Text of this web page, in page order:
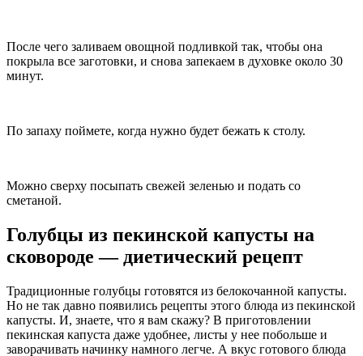
После чего заливаем овощной подливкой так, чтобы она
покрыла все заготовки, и снова запекаем в духовке около 30
минут.
По запаху поймете, когда нужно будет бежать к столу.
Можно сверху посыпать свежей зеленью и подать со
сметаной.
Голубцы из пекинской капусты на
сковороде — диетический рецепт
Традиционные голубцы готовятся из белокочанной капусты.
Но не так давно появились рецепты этого блюда из пекинской
капусты. И, знаете, что я вам скажу? В приготовлении
пекинская капуста даже удобнее, листы у нее побольше и
заворачивать начинку намного легче. А вкус готового блюда